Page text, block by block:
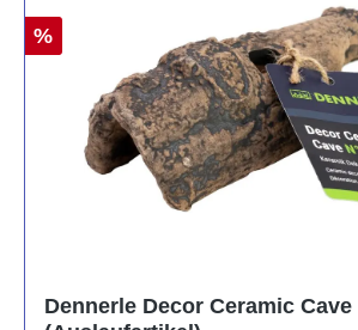
%
Dennerle Decor Ceramic Cave